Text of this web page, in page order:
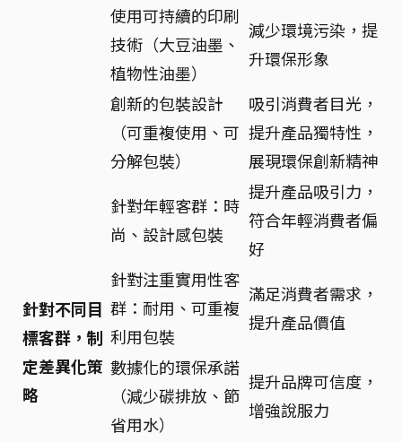
使用可持續的印刷
技術（大豆油墨、
植物性油墨）
減少環境污染，提
升環保形象
創新的包裝設計
（可重複使用、可
分解包裝）
吸引消費者目光，
提升產品獨特性，
展現環保創新精神
針對不同目
標客群，制
定差異化策
略
針對年輕客群：時
尚、設計感包裝
提升產品吸引力，
符合年輕消費者偏
好
針對注重實用性客
群：耐用、可重複
利用包裝
滿足消費者需求，
提升產品價值
數據化的環保承諾
（減少碳排放、節
省用水）
提升品牌可信度，
增強說服力